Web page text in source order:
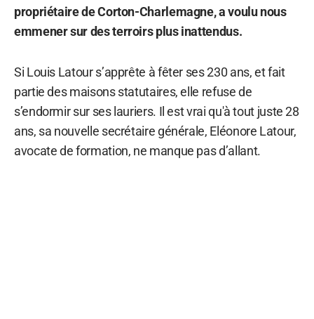
propriétaire de Corton-Charlemagne, a voulu nous
emmener sur des terroirs plus inattendus.
Si Louis Latour s’apprête à fêter ses 230 ans, et fait
partie des maisons statutaires, elle refuse de
s’endormir sur ses lauriers. Il est vrai qu'à tout juste 28
ans, sa nouvelle secrétaire générale, Eléonore Latour,
avocate de formation, ne manque pas d’allant.